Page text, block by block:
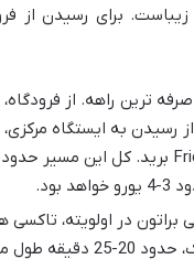
زیباست. برای رسیدن از
ترین راهه. از
براتون در اولویته،